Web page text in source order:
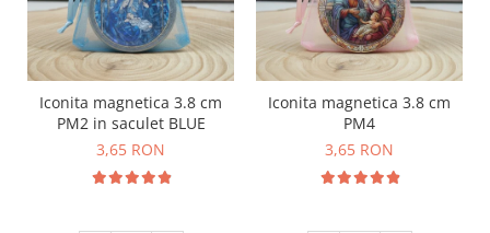
Iconita magnetica 3.8 cm
PM2 in saculet BLUE
3,65 RON
Iconita magnetica 3.8 cm
PM4
3,65 RON